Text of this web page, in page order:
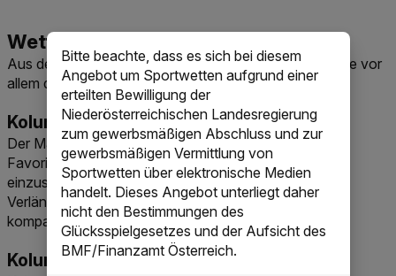
Bitte beachte, dass es sich bei diesem
Angebot um Sportwetten aufgrund einer
erteilten Bewilligung der
Niederösterreichischen Landesregierung
zum gewerbsmäßigen Abschluss und zur
gewerbsmäßigen Vermittlung von
Sportwetten über elektronische Medien
handelt. Dieses Angebot unterliegt daher
nicht den Bestimmungen des
Glücksspielgesetzes und der Aufsicht des
BMF/Finanzamt Österreich.
Aus den aktuellen Quoten ergeben sich für deine Wette vor
allem diese Märkte:
Kolumbien setzt sich durch
Der Markt auf das Weiterkommen ist der naheliegende
Favoritenmarkt. Kolumbien ist laut Quoten stärker
einzuschätzen und deckt mit diesem Markt auch
Verlängerung und Elfmeterschießen ab. Gegen ein
kompaktes Ghana ist diese Absicherung relevant.
Kolumbien gewinnt